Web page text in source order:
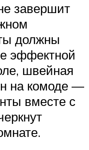
завершит
должны
эффектной
швейная
на комоде —
вместе с